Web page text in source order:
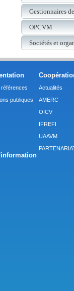
Gestionnaires
OPCVM
Sociétés et
publiques
Actualités
AMERC
OICV
IFREFI
UAAVM